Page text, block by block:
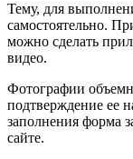
Тему, для
самостоятельно.
можно сделать
видео.
Фотографии
подтверждение ее
заполнения форма
сайте.